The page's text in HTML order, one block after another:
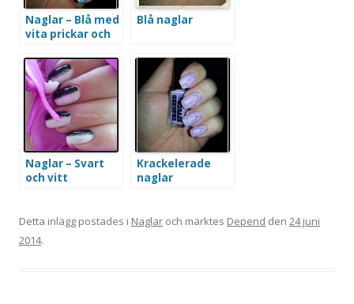
Naglar – Blå med
vita prickar och
Blå naglar
Naglar – Svart
och vitt
Krackelerade
naglar
Detta inlägg postades i Naglar och märktes Depend den 24 juni
2014.